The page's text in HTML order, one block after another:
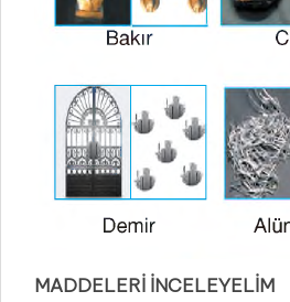
MADDELERİ İNCELEYELİM